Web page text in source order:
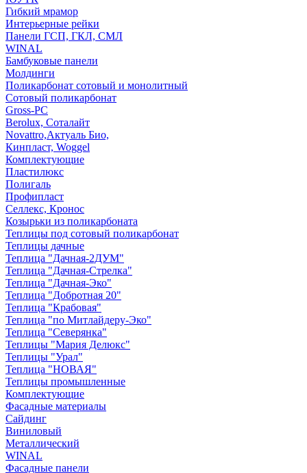
Гибкий мрамор
Интерьерные рейки
Панели ГСП, ГКЛ, СМЛ
WINAL
Бамбуковые панели
Молдинги
Поликарбонат сотовый и монолитный
Сотовый поликарбонат
Gross-PC
Berolux, Соталайт
Novattro,Актуаль Био,
Кинпласт, Woggel
Комплектующие
Пластилюкс
Полигаль
Профипласт
Селлекс, Кронос
Козырьки из поликарбоната
Теплицы под сотовый поликарбонат
Теплицы дачные
Теплица "Дачная-2ДУМ"
Теплица "Дачная-Стрелка"
Теплица "Дачная-Эко"
Теплица "Добротная 20"
Теплица "Крабовая"
Теплица "по Митлайдеру-Эко"
Теплица "Северянка"
Теплицы "Мария Делюкс"
Теплицы "Урал"
Теплица "НОВАЯ"
Теплицы промышленные
Комплектующие
Фасадные материалы
Сайдинг
Виниловый
Металлический
WINAL
Фасадные панели